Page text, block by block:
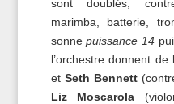
sont doublés,
marimba, batterie,
sonnepuissance 14
l’orchestre donnent de
et Seth Bennett
Liz Moscarola